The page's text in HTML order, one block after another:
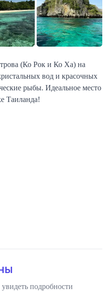
(Ко Рок и Ко Ха) на
вод и красочных
рыбы. Идеальное место
Таиланда!
подробности